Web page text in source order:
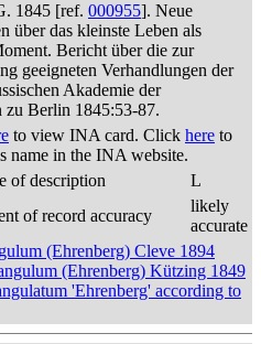
1845 [ref. 000955]. Neue
über das kleinste Leben als
Bericht über die zur
geeigneten Verhandlungen der
Akademie der
zu Berlin 1845:53-87.
to view INA card. Click here to
name in the INA website.
of description
L
of record accuracy
likely
accurate
(Ehrenberg) Cleve 1894
(Ehrenberg) Kützing 1849
'Ehrenberg' according to